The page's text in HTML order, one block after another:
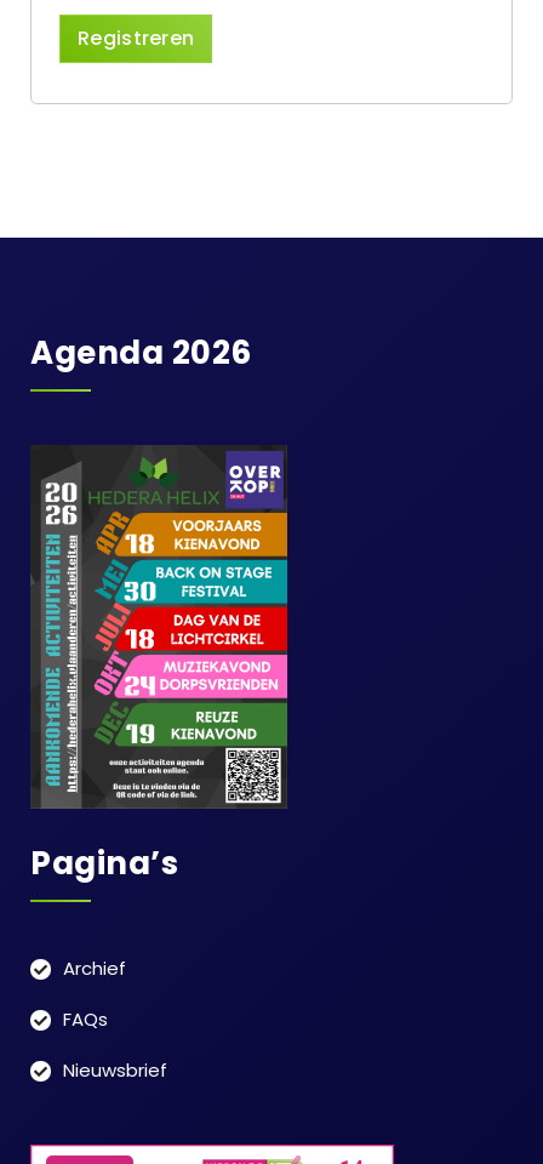
Registreren
Agenda 2026
Pagina’s
Archief
FAQs
Nieuwsbrief